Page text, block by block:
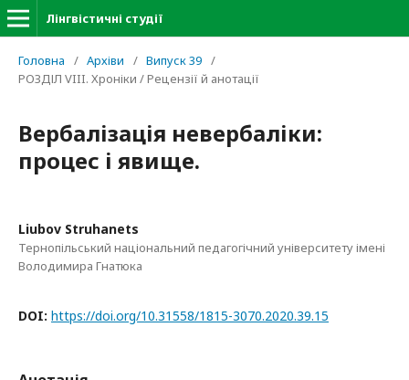
Лінгвістичні студії
Головна / Архіви / Випуск 39 /
РОЗДІЛ VIII. Хроніки / Рецензії й анотації
Вербалізація невербаліки:
процес і явище.
Liubov Struhanets
Тернопільський національний педагогічний університету імені
Володимира Гнатюка
DOI: https://doi.org/10.31558/1815-3070.2020.39.15